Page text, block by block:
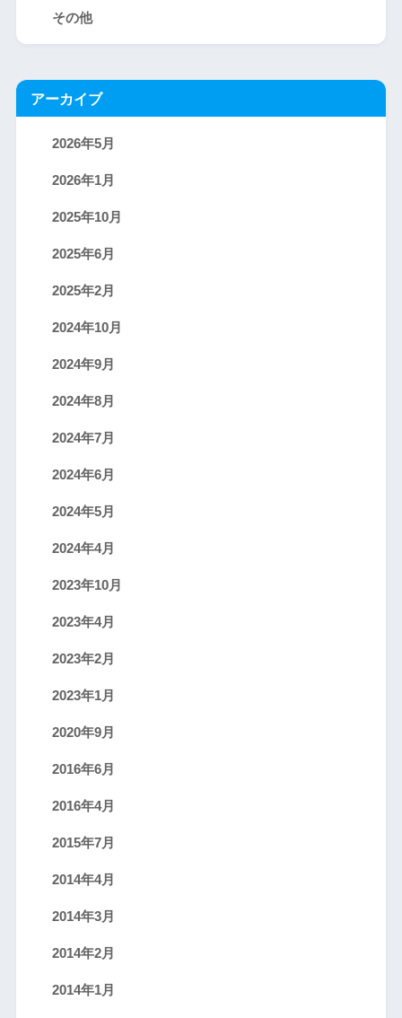
その他
アーカイブ
2026年5月
2026年1月
2025年10月
2025年6月
2025年2月
2024年10月
2024年9月
2024年8月
2024年7月
2024年6月
2024年5月
2024年4月
2023年10月
2023年4月
2023年2月
2023年1月
2020年9月
2016年6月
2016年4月
2015年7月
2014年4月
2014年3月
2014年2月
2014年1月